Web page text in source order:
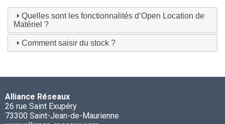
Quelles sont les fonctionnalités d’Open Location de
Matériel ?
Comment saisir du stock ?
Alliance Réseaux
26 rue Saint Exupéry
73300 Saint-Jean-de-Maurienne